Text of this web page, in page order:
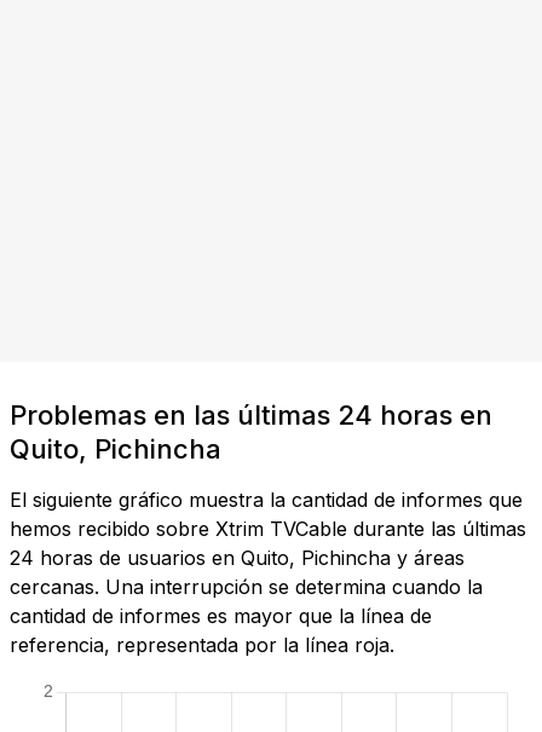
Problemas en las últimas 24 horas en
Quito, Pichincha
El siguiente gráfico muestra la cantidad de informes que
hemos recibido sobre Xtrim TVCable durante las últimas
24 horas de usuarios en Quito, Pichincha y áreas
cercanas. Una interrupción se determina cuando la
cantidad de informes es mayor que la línea de
referencia, representada por la línea roja.